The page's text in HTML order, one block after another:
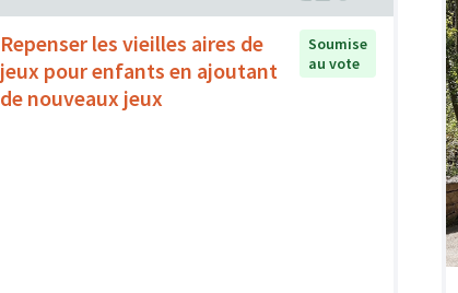
Repenser les vieilles aires de
jeux pour enfants en ajoutant
de nouveaux jeux
Soumise
au vote